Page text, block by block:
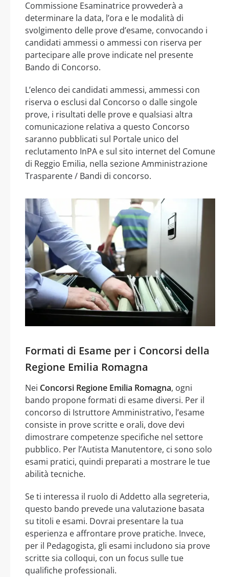
Commissione Esaminatrice provvederà a
determinare la data, l’ora e le modalità di
svolgimento delle prove d’esame, convocando i
candidati ammessi o ammessi con riserva per
partecipare alle prove indicate nel presente
Bando di Concorso.
L’elenco dei candidati ammessi, ammessi con
riserva o esclusi dal Concorso o dalle singole
prove, i risultati delle prove e qualsiasi altra
comunicazione relativa a questo Concorso
saranno pubblicati sul Portale unico del
reclutamento InPA e sul sito internet del Comune
di Reggio Emilia, nella sezione Amministrazione
Trasparente / Bandi di concorso.
Formati di Esame per i Concorsi della
Regione Emilia Romagna
Nei Concorsi Regione Emilia Romagna, ogni
bando propone formati di esame diversi. Per il
concorso di Istruttore Amministrativo, l’esame
consiste in prove scritte e orali, dove devi
dimostrare competenze specifiche nel settore
pubblico. Per l’Autista Manutentore, ci sono solo
esami pratici, quindi preparati a mostrare le tue
abilità tecniche.
Se ti interessa il ruolo di Addetto alla segreteria,
questo bando prevede una valutazione basata
su titoli e esami. Dovrai presentare la tua
esperienza e affrontare prove pratiche. Invece,
per il Pedagogista, gli esami includono sia prove
scritte sia colloqui, con un focus sulle tue
qualifiche professionali.